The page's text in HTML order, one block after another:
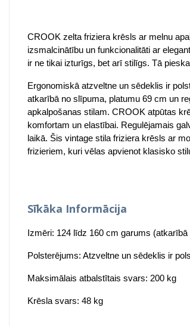
CROOK zelta friziera krēsls ar melnu
izsmalcinātību un funkcionalitāti ar
ir ne tikai izturīgs, bet arī stilīgs. Tā
Ergonomiskā atzveltne un sēdeklis ir
atkarībā no slīpuma, platumu 69 cm un
apkalpošanas stilam. CROOK atpūtas
komfortam un elastībai. Regulējamais
laikā. Šis vintage stila friziera krēsls ar
frizieriem, kuri vēlas apvienot klasisko
Sīkāka Informācija
Izmēri: 124 līdz 160 cm garums
Polsterējums: Atzveltne un sēdeklis ir
Maksimālais atbalstītais svars: 200 kg
Krēsla svars: 48 kg